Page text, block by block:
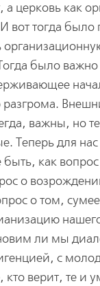
а церковь как
И вот тогда
было
разгрома.
важны, но
Теперь для
быть, как
о
о том,
ли мы
с
верит, те и